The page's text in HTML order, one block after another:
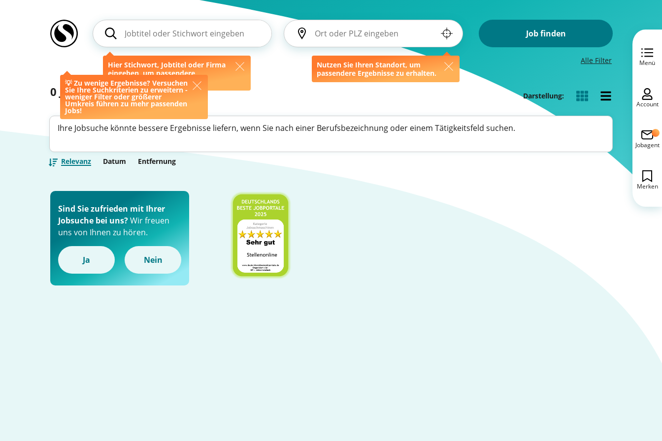
Hier Stichwort, Jobtitel oder Firma
eingeben, um passendere
Ergebnisse zu erhalten.
Nutzen Sie Ihren Standort, um
passendere Ergebnisse zu erhalten.
Job finden
💡 Zu wenige Ergebnisse? Versuchen
Sie Ihre Suchkriterien zu erweitern -
weniger Filter oder größerer
Umkreis führen zu mehr passenden
Jobs!
Alle Filter
0 Jobs Darstellung:
Ihre Jobsuche könnte bessere Ergebnisse liefern, wenn Sie nach einer Berufsbezeichnung oder einem Tätigkeitsfeld suchen.
Relevanz Datum Entfernung
Menü
Account
Jobagent
Merken
Sind Sie zufrieden mit Ihrer
Jobsuche bei uns?Wir freuen
uns von Ihnen zu hören.
Ja Nein